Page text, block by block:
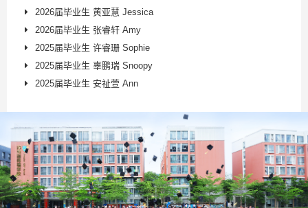
2026届毕业生 黄亚慧 Jessica
2026届毕业生 张睿轩 Amy
2025届毕业生 许睿珊 Sophie
2025届毕业生 辜鹏瑞 Snoopy
2025届毕业生 安祉萱 Ann